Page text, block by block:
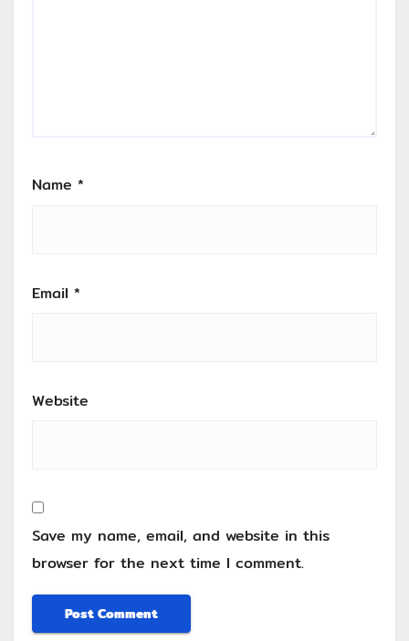
Name *
Email *
Website
Save my name, email, and website in this
browser for the next time I comment.